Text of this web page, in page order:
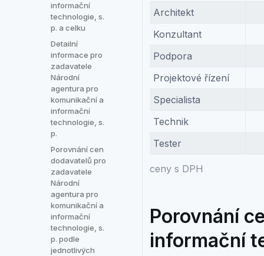
informační
technologie, s.
p. a celku
Detailní
informace pro
zadavatele
Národní
agentura pro
komunikační a
informační
technologie, s.
p.
Porovnání cen
dodavatelů pro
zadavatele
Národní
agentura pro
komunikační a
informační
technologie, s.
p. podle
jednotlivých
ceny s DPH
Architekt
Konzultant
Podpora
Projektové řízení
Specialista
Technik
Tester
Porovnání
informační